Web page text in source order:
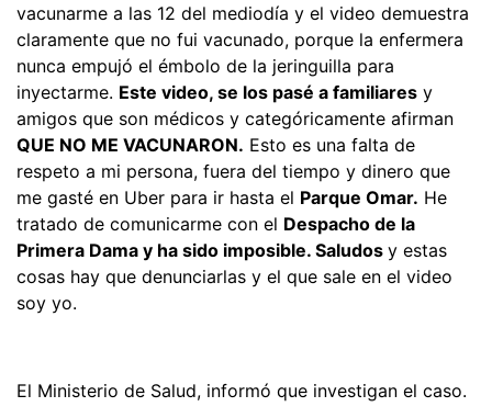
vacunarme a las 12 del mediodía y el video demuestra
claramente que no fui vacunado, porque la enfermera
nunca empujó el émbolo de la jeringuilla para
inyectarme. Este video, se los pasé a familiares y
amigos que son médicos y categóricamente afirman
QUE NO ME VACUNARON. Esto es una falta de
respeto a mi persona, fuera del tiempo y dinero que
me gasté en Uber para ir hasta el Parque Omar. He
tratado de comunicarme con el Despacho de la
Primera Dama y ha sido imposible. Saludos y estas
cosas hay que denunciarlas y el que sale en el video
soy yo.
El Ministerio de Salud, informó que investigan el caso.